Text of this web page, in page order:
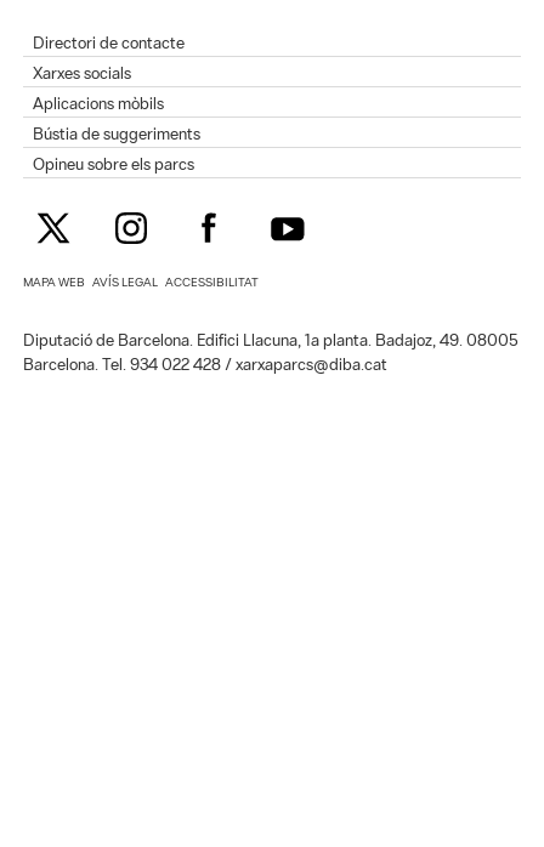
Directori de contacte
Xarxes socials
Aplicacions mòbils
Bústia de suggeriments
Opineu sobre els parcs
MAPA WEB AVÍS LEGAL ACCESSIBILITAT
Diputació de Barcelona. Edifici Llacuna, 1a planta. Badajoz, 49. 08005
Barcelona. Tel. 934 022 428 / xarxaparcs@diba.cat